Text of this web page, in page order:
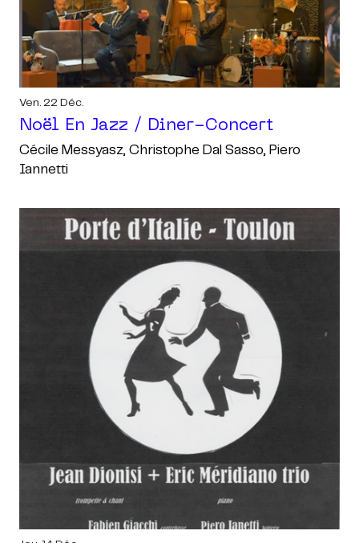
Ven. 22 Déc.
Noël En Jazz / Diner-Concert
Cécile Messyasz, Christophe Dal Sasso, Piero
Iannetti